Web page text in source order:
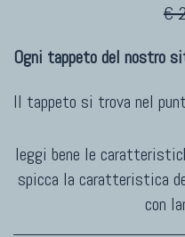
€
Ogni tappeto del nostro
Il tappeto si trova nel
leggi bene le
spicca la caratteristica
con